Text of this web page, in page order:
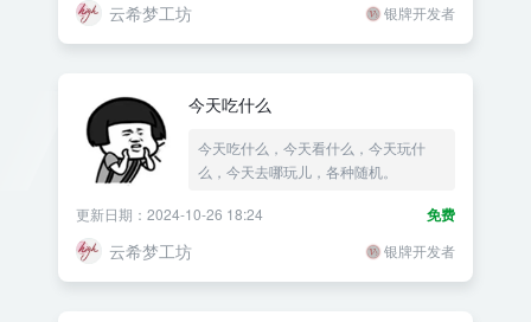
云希梦工坊 银牌开发者
今天吃什么
今天吃什么，今天看什么，今天玩什
么，今天去哪玩儿，各种随机。
免费
更新日期：2024-10-26 18:24
云希梦工坊 银牌开发者